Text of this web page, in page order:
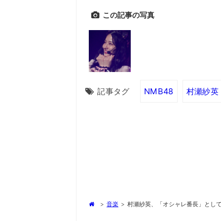
この記事の写真
記事タグ NMB48 村瀬紗英
> 音楽 > 村瀬紗英、「オシャレ番長」とし